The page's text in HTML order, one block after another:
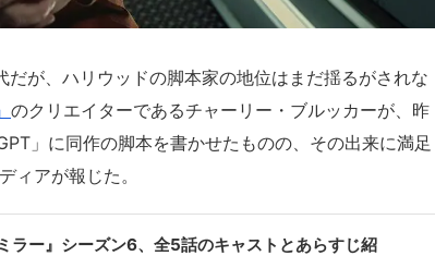
が、ハリウッドの脚本家の地位はまだ揺るがされな
のクリエイターであるチャーリー・ブルッカーが、昨
」に同作の脚本を書かせたものの、その出来に満足
ィアが報じた。
ラー』シーズン6、全5話のキャストとあらすじ紹